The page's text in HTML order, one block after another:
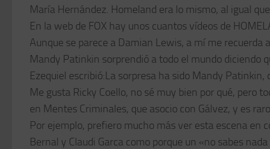
María Hernández. Homeland era lo mismo, al igual
En la web de FOX hay unos cuantos vídeos de
Aunque se parece a Damian Lewis, a mí me recuerda
Mandy Patinkin sorprendió a todo el mundo diciendo
Ezequiel escribió:La sorpresa ha sido Mandy Patinkin,
Me gusta Ricky Coello, no sé muy bien por qué, pero
en Mentes Criminales, que asocio con Gálvez, y es
Por ejemplo, prefiero mucho más ver esta escena en
Bernal y Claudi Garca como porque un «no sabes